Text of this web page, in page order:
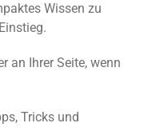
Wissen zu
an Ihrer Seite, wenn
Tricks und